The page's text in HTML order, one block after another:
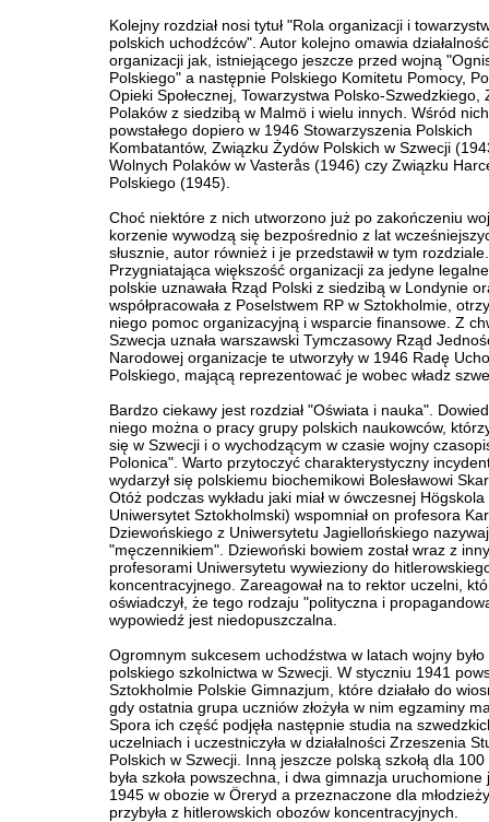
Kolejny rozdział nosi tytuł "Rola organizacji i
polskich uchodźców". Autor kolejno omawia
organizacji jak, istniejącego jeszcze przed wojną
Polskiego" a następnie Polskiego Komitetu Pomocy,
Opieki Społecznej, Towarzystwa Polsko-Szwedzkiego,
Polaków z siedzibą w Malmö i wielu innych. Wśród
powstałego dopiero w 1946 Stowarzyszenia Polskich
Kombatantów, Związku Żydów Polskich w Szwecji
Wolnych Polaków w Vasterås (1946) czy Związku
Polskiego (1945).
Choć niektóre z nich utworzono już po zakończeniu
korzenie wywodzą się bezpośrednio z lat
słusznie, autor również i je przedstawił w tym rozdziale.
Przygniatająca większość organizacji za jedyne legalne
polskie uznawała Rząd Polski z siedzibą w Londynie
współpracowała z Poselstwem RP w Sztokholmie,
niego pomoc organizacyjną i wsparcie finansowe. Z
Szwecja uznała warszawski Tymczasowy Rząd
Narodowej organizacje te utworzyły w 1946 Radę
Polskiego, mającą reprezentować je wobec władz
Bardzo ciekawy jest rozdział "Oświata i nauka".
niego można o pracy grupy polskich naukowców,
się w Szwecji i o wychodzącym w czasie wojny
Polonica". Warto przytoczyć charakterystyczny
wydarzył się polskiemu biochemikowi Bolesławowi
Otóż podczas wykładu jaki miał w ówczesnej
Uniwersytet Sztokholmski) wspomniał on profesora
Dziewońskiego z Uniwersytetu Jagiellońskiego
"męczennikiem". Dziewoński bowiem został wraz z
profesorami Uniwersytetu wywieziony do
koncentracyjnego. Zareagował na to rektor uczelni,
oświadczył, że tego rodzaju "polityczna i
wypowiedź jest niedopuszczalna.
Ogromnym sukcesem uchodźstwa w latach wojny
polskiego szkolnictwa w Szwecji. W styczniu 1941
Sztokholmie Polskie Gimnazjum, które działało do
gdy ostatnia grupa uczniów złożyła w nim egzaminy
Spora ich część podjęła następnie studia na
uczelniach i uczestniczyła w działalności Zrzeszenia
Polskich w Szwecji. Inną jeszcze polską szkołą dla
była szkoła powszechna, i dwa gimnazja uruchomione
1945 w obozie w Öreryd a przeznaczone dla
przybyła z hitlerowskich obozów koncentracyjnych.